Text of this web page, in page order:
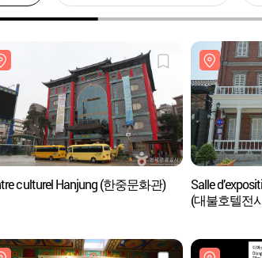
culturel Hanjung (한중문화관)
Salle
(대불호텔전